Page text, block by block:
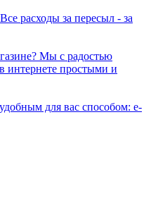
расходы за пересыл - за
Мы с радостью
интернете простыми и
для вас способом: e-